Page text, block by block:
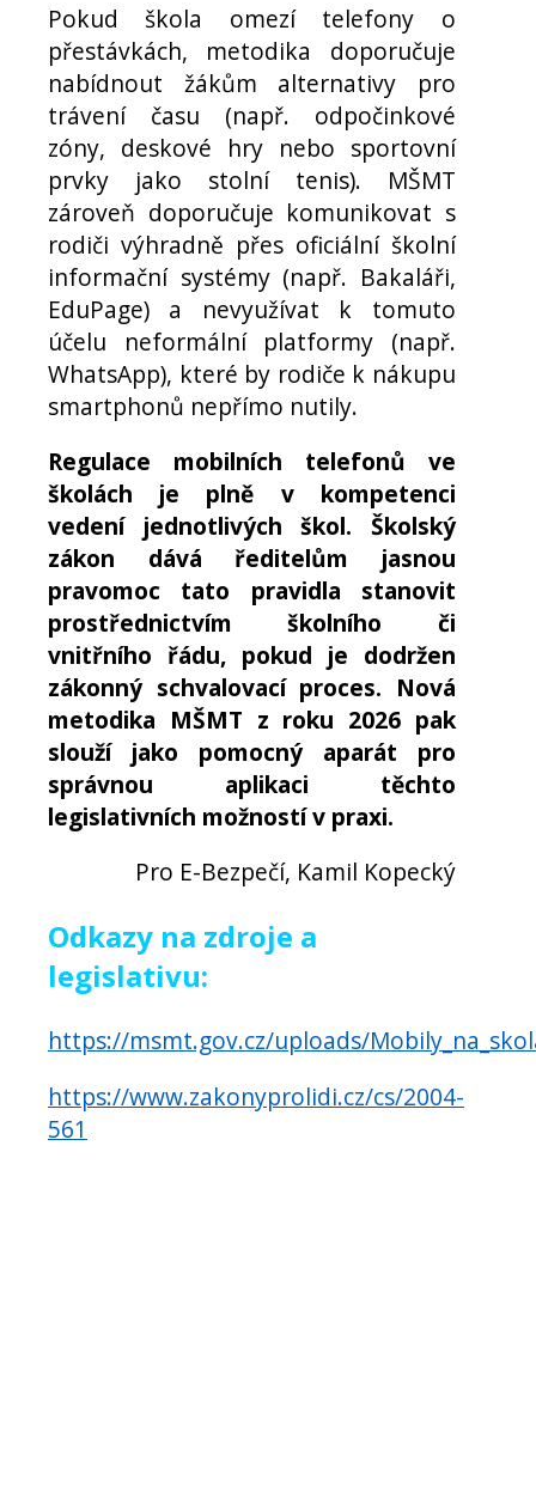
Pokud škola omezí telefony o
přestávkách, metodika doporučuje
nabídnout žákům alternativy pro
trávení času (např. odpočinkové
zóny, deskové hry nebo sportovní
prvky jako stolní tenis). MŠMT
zároveň doporučuje komunikovat s
rodiči výhradně přes oficiální školní
informační systémy (např. Bakaláři,
EduPage) a nevyužívat k tomuto
účelu neformální platformy (např.
WhatsApp), které by rodiče k nákupu
smartphonů nepřímo nutily.
Regulace mobilních telefonů ve
školách je plně v kompetenci
vedení jednotlivých škol. Školský
zákon dává ředitelům jasnou
pravomoc tato pravidla stanovit
prostřednictvím školního či
vnitřního řádu, pokud je dodržen
zákonný schvalovací proces. Nová
metodika MŠMT z roku 2026 pak
slouží jako pomocný aparát pro
správnou aplikaci těchto
legislativních možností v praxi.
Pro E-Bezpečí, Kamil Kopecký
Odkazy na zdroje a
legislativu:
https://msmt.gov.cz/uploads/
https://www.zakonyprolidi.cz/cs/2004-
561